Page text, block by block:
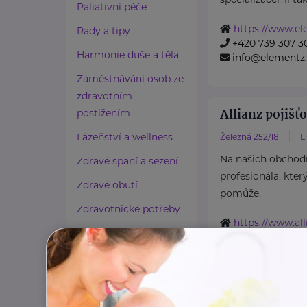
Paliativní péče
Rady a tipy
Harmonie duše a těla
Zaměstnávání osob ze
zdravotním
postižením
Lázeňství a wellness
Zdravé spaní a sezení
Zdravé obutí
Zdravotnické potřeby
Cestování
Propojování generací
https://
+420 739 307
Allianz
Železná 252/18
Na našich
profesionála,
pomůže.
https://